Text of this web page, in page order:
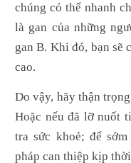
chúng có thể nhanh
là gan của những
gan B. Khi đó, bạn sẽ
cao.
Do vậy, hãy thận
Hoặc nếu đã lỡ nuốt
tra sức khoẻ; để
pháp can thiệp kịp